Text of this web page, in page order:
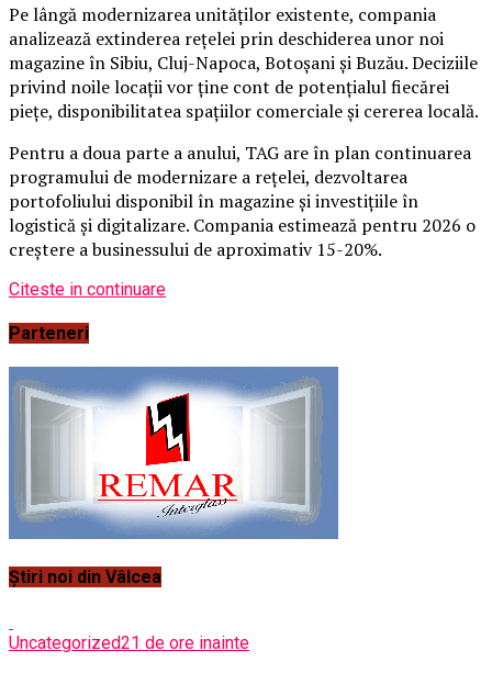
Pe lângă modernizarea unităților existente, compania
analizează extinderea rețelei prin deschiderea unor noi
magazine în Sibiu, Cluj-Napoca, Botoșani și Buzău. Deciziile
privind noile locații vor ține cont de potențialul fiecărei
piețe, disponibilitatea spațiilor comerciale și cererea locală.
Pentru a doua parte a anului, TAG are în plan continuarea
programului de modernizare a rețelei, dezvoltarea
portofoliului disponibil în magazine și investițiile în
logistică și digitalizare. Compania estimează pentru 2026 o
creștere a businessului de aproximativ 15-20%.
Citeste in continuare
Parteneri
Știri noi din Vâlcea
Uncategorized21 de ore inainte